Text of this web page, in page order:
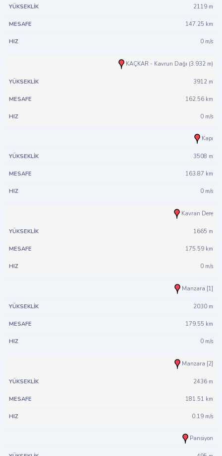
2119 m
147.25 km
0 m/s
KAÇKAR - Kavrun Dağı (3.932 m)
3912 m
162.56 km
0 m/s
Kapı
3508 m
163.87 km
0 m/s
Kavran Dere
1665 m
175.59 km
0 m/s
Manzara [1]
2030 m
179.55 km
0 m/s
Manzara [2]
2436 m
181.51 km
0.19 m/s
Pansiyon